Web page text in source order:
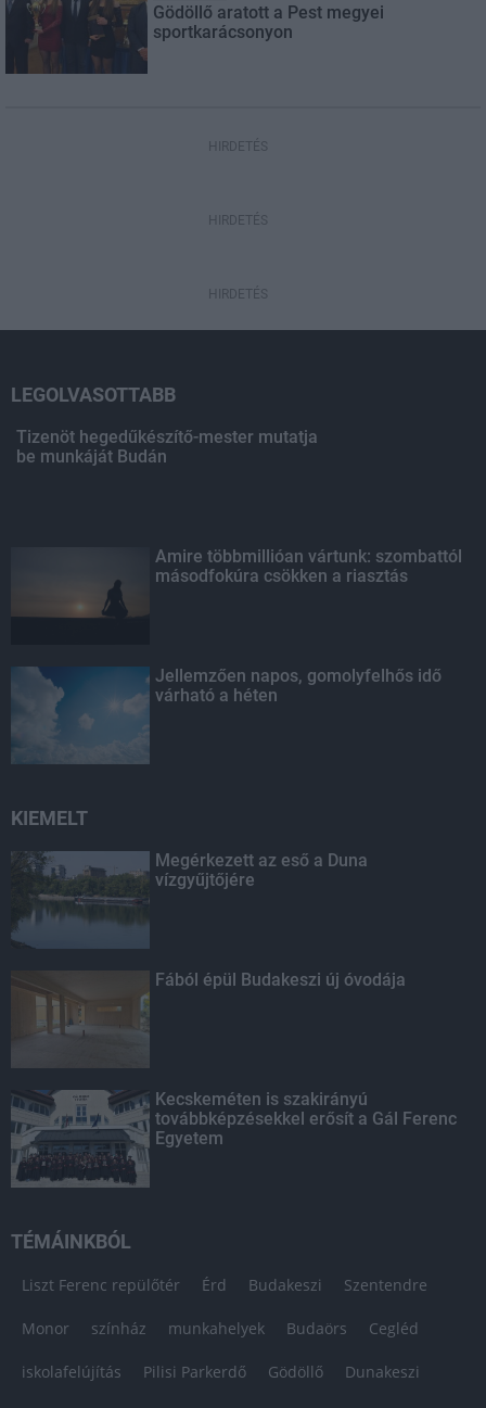
Gödöllő aratott a Pest megyei
sportkarácsonyon
HIRDETÉS
HIRDETÉS
HIRDETÉS
LEGOLVASOTTABB
Tizenöt hegedűkészítő-mester mutatja
be munkáját Budán
Amire többmillióan vártunk: szombattól
másodfokúra csökken a riasztás
Jellemzően napos, gomolyfelhős idő
várható a héten
KIEMELT
Megérkezett az eső a Duna
vízgyűjtőjére
Fából épül Budakeszi új óvodája
Kecskeméten is szakirányú
továbbképzésekkel erősít a Gál Ferenc
Egyetem
TÉMÁINKBÓL
Liszt Ferenc repülőtér Érd Budakeszi Szentendre
Monor színház munkahelyek Budaörs Cegléd
iskolafelújítás Pilisi Parkerdő Gödöllő Dunakeszi